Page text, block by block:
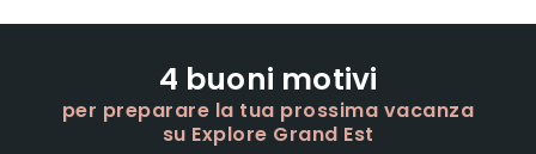
4 buoni motivi
per preparare la tua prossima vacanza
su Explore Grand Est